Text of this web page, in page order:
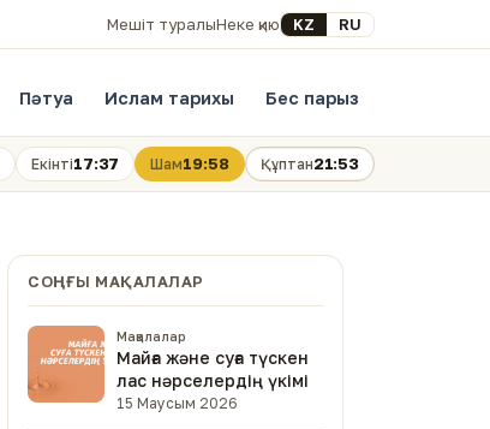
Мешіт туралыНеке қиюSelect your language
KZ RU
Пәтуа Ислам тарихы Бес парыз
Екінті17:37 Шам19:58 Құптан21:53
СОҢҒЫ МАҚАЛАЛАР
Мақалалар
Майға және суға түскен
лас нәрселердің үкімі
15 Маусым 2026